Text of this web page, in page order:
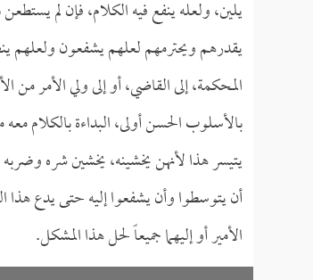
يلين، ولعله ينفع فيه الكلام، فإن لم
يقدرهم ويحترمهم لعلهم يشفعون ولعلهم
المحكمة، إلى القاضي، أو إلى ولي الأمر من
بالأسلوب الحسن أولى، البداءة بالكلام
يتيسر هذا لأنهن يخشينه، يخشين شره
أن يتوسطوا وأن يشفعوا إليه حتى يدع هذا
الأمير أو إليهما جميعاً لحل هذا المشكل.